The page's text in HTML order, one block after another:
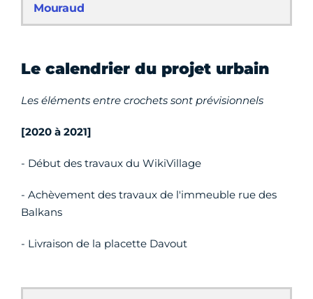
Mouraud
Le calendrier du projet urbain
Les éléments entre crochets sont prévisionnels
[2020 à 2021]
- Début des travaux du WikiVillage
- Achèvement des travaux de l'immeuble rue des
Balkans
- Livraison de la placette Davout